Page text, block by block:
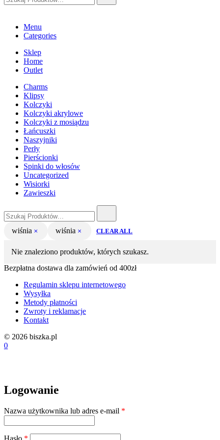
Menu
Categories
Sklep
Home
Outlet
Charms
Klipsy
Kolczyki
Kolczyki akrylowe
Kolczyki z mosiądzu
Łańcuszki
Naszyjniki
Perły
Pierścionki
Spinki do włosów
Uncategorized
Wisiorki
Zawieszki
wiśnia wiśnia CLEAR ALL
Nie znaleziono produktów, których szukasz.
Bezpłatna dostawa dla zamówień od 400zł
Regulamin sklepu internetowego
Wysyłka
Metody płatności
Zwroty i reklamacje
Kontakt
© 2026 biszka.pl
0
Logowanie
Nazwa użytkownika lub adres e-mail *
Hasło *